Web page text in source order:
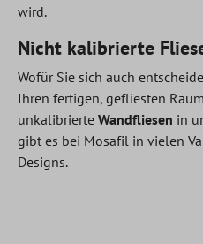
wird.
Nicht kalibrierte
Wofür Sie sich auch
Ihren fertigen, gefliesten
unkalibrierte Wandfliesen in
gibt es bei Mosafil in vielen
Designs.